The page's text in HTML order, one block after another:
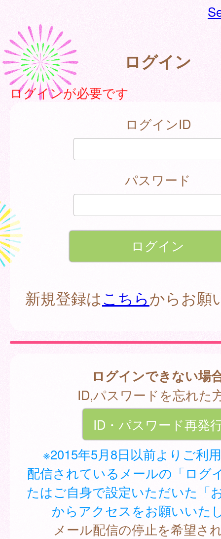
ログイン
ログインが必要です
ログインID
パスワード
新規登録はこちらからお願
ログインできない場
ID,パスワードを忘れた
ID・パスワード再発
※2015年5月8日以前よりご利
配信されているメールの「ログ
たはご自身で設定いただいた「
からアクセスをお願いいた
メール配信の停止を希望さ